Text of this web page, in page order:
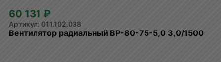
60 131 ₽
011.102.038
Вентилятор радиальный ВР-80-75-5,0 3,0/1500